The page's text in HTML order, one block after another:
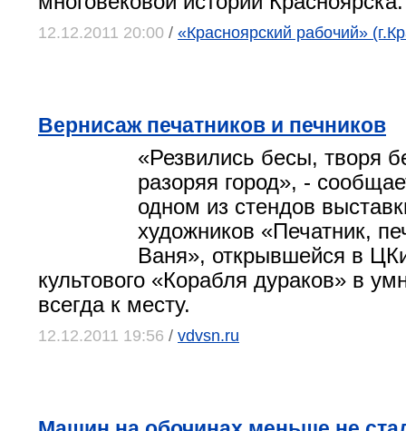
12.12.2011 20:00 / «Красноярский рабочий»
Вернисаж печатников и печников
«Резвились бесы, творя
разоряя город», -
одном из стендов
художников «Печатник,
Ваня», открывшейся в
культового «Корабля дураков» в
всегда к месту.
12.12.2011 19:56 / vdvsn.ru